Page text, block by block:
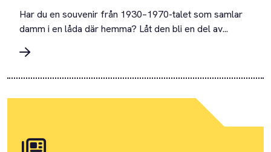
Har du en souvenir från 1930–1970-talet som samlar
damm i en låda där hemma? Låt den bli en del av...